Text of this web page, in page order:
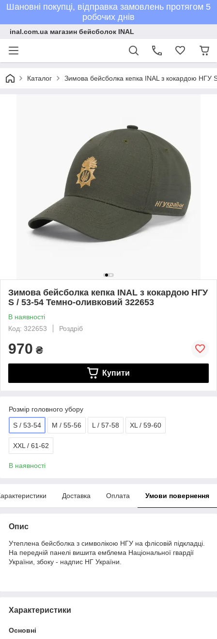
Шановні покупці, відправка замовлень протягом 5
робочих днів
inal.com.ua магазин бейсболок INAL
Каталог Зимова бейсболка кепка INAL з кокардою НГУ
Зимова бейсболка кепка INAL з кокардою НГУ
S / 53-54 Темно-оливковий 322653
В наявності
Код: 322653
Роздріб
970 ₴
Купити
Розмір головного убору
S / 53-54 M / 55-56 L / 57-58 XL / 59-60
XXL / 61-62
В наявності
Доставка Оплата Умови повернення
Опис
Утеплена бейсболка з символікою НГУ на флісовій підкладці.
На передній панелі вишита емблема Національної гвардії
України, збоку - надпис НГ України.
Характеристики
Основні